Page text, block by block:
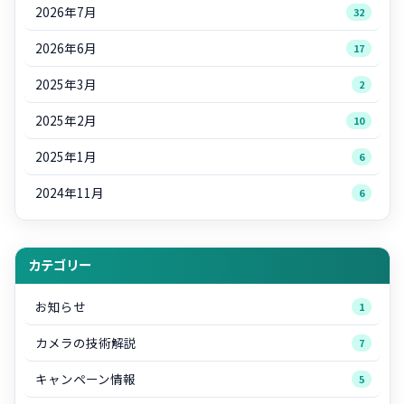
2026年7月 32
2026年6月 17
2025年3月 2
2025年2月 10
2025年1月 6
2024年11月 6
カテゴリー
お知らせ 1
カメラの技術解説 7
キャンペーン情報 5